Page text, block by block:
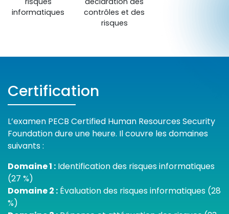
informatiques
contrôles et des
risques
Certification
L’examen PECB Certified Human Resources Security
Foundation dure une heure. Il couvre les domaines
suivants :
Domaine 1 : Identification des risques informatiques
(27 %)
Domaine 2 : Évaluation des risques informatiques (28
%)